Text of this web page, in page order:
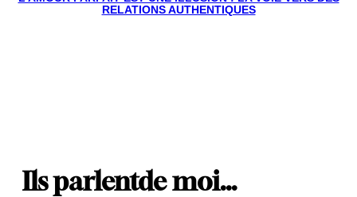
RELATIONS AUTHENTIQUES
Ils parlentde moi…